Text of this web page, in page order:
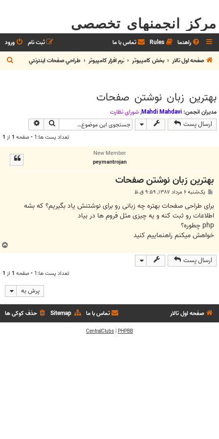
مرکز انجمنهای تخصصی
راهنما Rules تماس با ما ورود
ثبت نام
صفحه اول تالار
بخش كامپيوتر نرم افزار كامپيوتر طراحي صفحات اينترنتي
س
بهترین زبان نوشتن صفحات
مدیران انجمن: Mahdi Mahdavi
,شوراي نظارت
ارسال پست جستجو
تعداد پست ها:1 • صفحه 1 از 1
New Member
peymantrojan
بهترین زبان نوشتن صفحات
ت
یک‌شنبه ۶ مرداد ۱۳۸۷, ۹:۵۹ ق.ظ
برای طراحی صفحات بهتره چه زبانی رو برای نوشتنش یاد بگیریم؟ که بشه
اطلاعات رو ثبت کنه و یه چیزی مثل فروم ها در بیاد
php چطوره؟
خواهش میکنم راهنماییم کنید
ارسال پست
تعداد پست ها:1 • صفحه 1 از 1
پرش به
صفحه اول تالار حذف کوکی ها Sitemap تماس با ما
PHPBB
|
CentralClubs